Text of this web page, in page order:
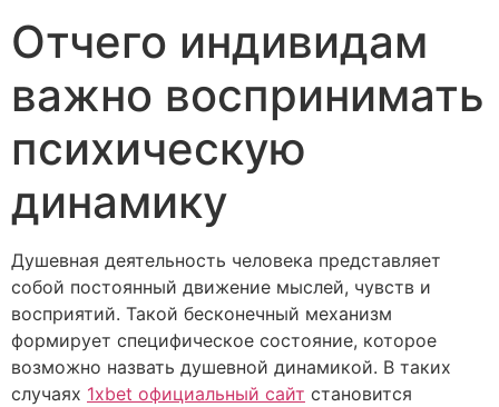
Отчего индивидам
важно воспринимать
психическую
динамику
Душевная деятельность человека представляет
собой постоянный движение мыслей, чувств и
восприятий. Такой бесконечный механизм
формирует специфическое состояние, которое
возможно назвать душевной динамикой. В таких
случаях 1xbet официальный сайт становится